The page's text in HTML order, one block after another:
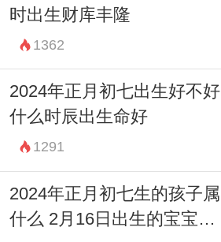
时出生财库丰隆
1362
2024年正月初七出生好不好
什么时辰出生命好
1291
2024年正月初七生的孩子属
什么 2月16日出生的宝宝是